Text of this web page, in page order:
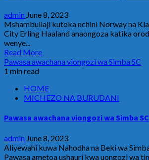
admin June 8, 2023
Mshambuliaji kutoka nchini Norway na
City Erling Haaland anaongoza katika
wenye...
Read More
Pawasa awachana viongozi wa Simba SC
1 min read
HOME
MICHEZO NA BURUDANI
Pawasa awachana viongozi wa Simba SC
admin June 8, 2023
Aliyewahi kuwa Nahodha na Beki wa
Pawasa ametoa ushauri kwa uongozi wa